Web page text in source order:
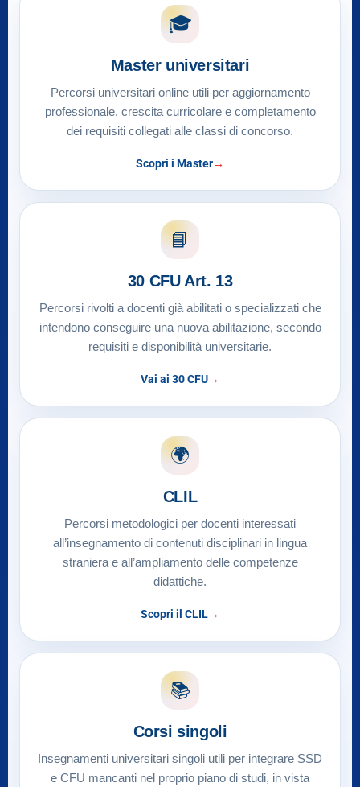
🎓
Master universitari
Percorsi universitari online utili per aggiornamento
professionale, crescita curricolare e completamento
dei requisiti collegati alle classi di concorso.
Scopri i Master
📘
30 CFU Art. 13
Percorsi rivolti a docenti già abilitati o specializzati che
intendono conseguire una nuova abilitazione, secondo
requisiti e disponibilità universitarie.
Vai ai 30 CFU
🌍
CLIL
Percorsi metodologici per docenti interessati
all’insegnamento di contenuti disciplinari in lingua
straniera e all’ampliamento delle competenze
didattiche.
Scopri il CLIL
📚
Corsi singoli
Insegnamenti universitari singoli utili per integrare SSD
e CFU mancanti nel proprio piano di studi, in vista